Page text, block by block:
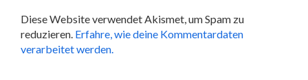
Diese Website verwendet Akismet, um Spam zu
reduzieren. Erfahre, wie deine Kommentardaten
verarbeitet werden.